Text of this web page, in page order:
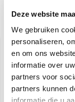
Deze website
We gebruiken
personaliseren,
en om ons
informatie over
partners voor
partners kunnen
informatie die u